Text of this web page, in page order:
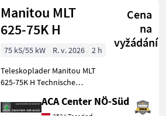
Manitou MLT
625-75K H
Cena
na
vyžádání
75 kS/55 kW R. v. 2026
2 h
Teleskoplader Manitou MLT
625-75K H Technische
90m - Max. Hubkraft: 2500kg
ACA Center NÖ-Süd